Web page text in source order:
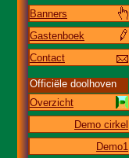
Banners
Gastenboek
Contact
Officiële doolhoven
Overzicht
Demo cirkel
Demo1